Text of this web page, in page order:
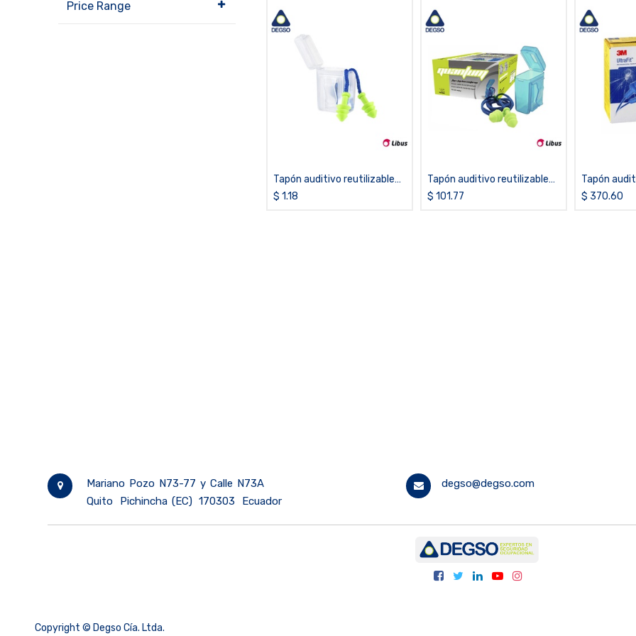
Price Range
Tapón auditivo reutilizable
con estuche LIBUS®
$ 1.18
Tapón auditivo reutilizable
con estuche LIBUS®
$ 101.77
Tapón
por metal
$ 370.60
Mariano Pozo N73-77 y Calle N73A
Quito
Pichincha (EC) 170303 Ecuador
degso@degso.com
Copyright © Degso Cía. Ltda.